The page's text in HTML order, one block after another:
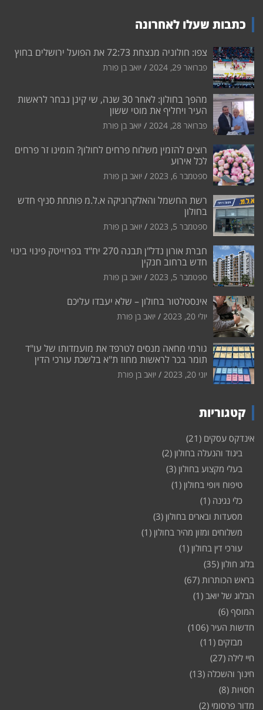
כתבות שעלו לאחרונה
צפו: חולוניה מנצחת 72:73 את הפועל ירושלים בחוץ
פברואר 29, 2024 יואב בן פורת
מהפך בחולון: לאחר 30 שנה, שי קינן נבחר לראשות
העיר ויחליף את מוטי ששון
פברואר 28, 2024 יואב בן פורת
רוצים להזמין משלוח פרחים לחולון? הזמינו זר פרחים
לכל אירוע
ספטמבר 6, 2023 יואב בן פורת
רשת החשמל והאלקרוניקה א.ל.מ פותחת סניף חדש
בחולון
ספטמבר 5, 2023 יואב בן פורת
חברת אורון נדל"ן תבנה 270 יח"ד בפרוייטק פינוי בינוי
חדש ברחוב חנקין
ספטמבר 5, 2023 יואב בן פורת
אינסטלטור בחולון – שלא יעבדו עליכם
יולי 20, 2023 יואב בן פורת
גורמי מחאה מנסים לטרפד את מועמדותו של עו"ד
תומר בכר לראשות מחוז ת"א בלשכת עורכי הדין
יוני 20, 2023 יואב בן פורת
קטגוריות
אינדקס עסקים (21)
ביגוד והנעלה בחולון (2)
בעלי מקצוע בחולון (3)
טיפוח ויופי בחולון (1)
כלי נגינה (1)
מסעדות ובארים בחולון (3)
משלוחים ומזון מהיר בחולון (1)
עורכי דין בחולון (1)
בלוג חולון (35)
בראש הכותרות (67)
הבלוג של יואב (1)
המוסף (6)
חדשות העיר (106)
מבזקים (11)
חיי לילה (27)
חינוך והשכלה (13)
חסויות (8)
מדור פרסומי (2)